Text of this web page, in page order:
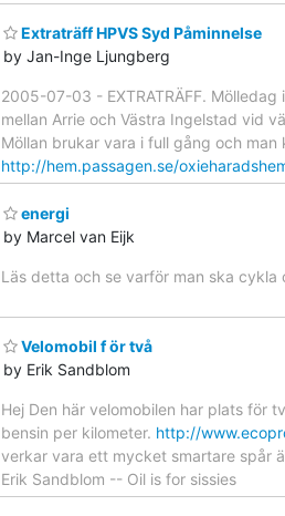
Extraträff HPVS Syd Påminnelse
by Jan-Inge Ljungberg
2005-07-03 - EXTRATRÄFF.
mellan Arrie och Västra Ingelstad vid
Möllan brukar vara i full gång och
http://hem.passagen.se/
energi
by Marcel van Eijk
Läs detta och se varför man ska cykla
Velomobil f ör två
by Erik Sandblom
Hej Den här velomobilen har plats för
bensin per kilometer. http://
verkar vara ett mycket smartare spår
Erik Sandblom -- Oil is for sissies